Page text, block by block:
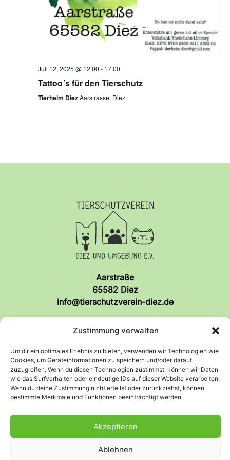
Zustimmung verwalten
Um dir ein optimales Erlebnis zu bieten, verwenden wir Technologien wie
Cookies, um Geräteinformationen zu speichern und/oder darauf
zuzugreifen. Wenn du diesen Technologien zustimmst, können wir Daten
wie das Surfverhalten oder eindeutige IDs auf dieser Website verarbeiten.
Wenn du deine Zustimmung nicht erteilst oder zurückziehst, können
bestimmte Merkmale und Funktionen beeinträchtigt werden.
Akzeptieren
Ablehnen
Juli 12, 2025 @ 12:00 - 17:00
Tattoo´s für den Tierschutz
Tierheim DiezAarstrasse, Diez
Aarstraße
65582 Diez
info@tierschutzverein-diez.de
So findet ihr uns!
Anfahrt Facebook
DatenschutzImpressum